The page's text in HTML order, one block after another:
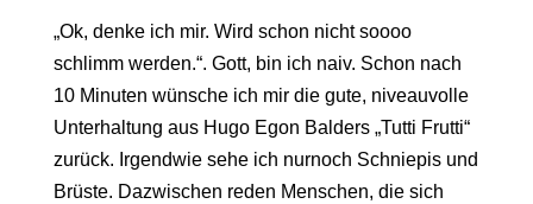
„Ok, denke ich mir. Wird schon nicht soooo
schlimm werden.“. Gott, bin ich naiv. Schon nach
10 Minuten wünsche ich mir die gute, niveauvolle
Unterhaltung aus Hugo Egon Balders „Tutti Frutti“
zurück. Irgendwie sehe ich nurnoch Schniepis und
Brüste. Dazwischen reden Menschen, die sich